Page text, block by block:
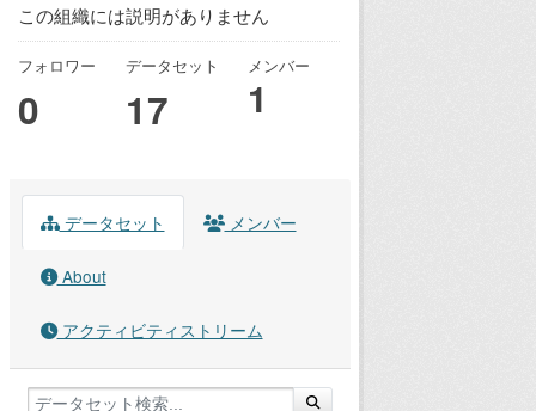
この組織には説明がありません
フォロワー
0
データセット
17
メンバー
1
データセット メンバー
About
アクティビティストリーム